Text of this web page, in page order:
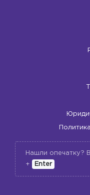
Нашли опечатку?
+
Enter